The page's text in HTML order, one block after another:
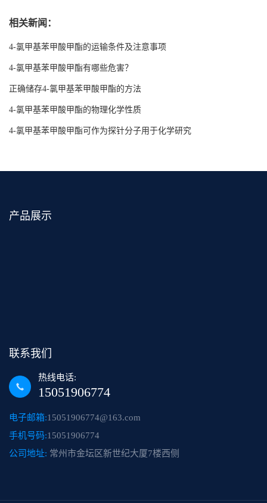
相关新闻：
4-氯甲基苯甲酸甲酯的运输条件及注意事项
4-氯甲基苯甲酸甲酯有哪些危害？
正确储存4-氯甲基苯甲酸甲酯的方法
4-氯甲基苯甲酸甲酯的物理化学性质
4-氯甲基苯甲酸甲酯可作为探针分子用于化学研究
产品展示
联系我们
热线电话:
15051906774
电子邮箱:15051906774@163.com
手机号码:15051906774
公司地址: 常州市金坛区新世纪大厦7楼西侧